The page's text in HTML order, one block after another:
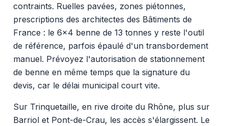
contraints. Ruelles pavées, zones piétonnes,
prescriptions des architectes des Bâtiments de
France : le 6x4 benne de 13 tonnes y reste l'outil
de référence, parfois épaulé d'un transbordement
manuel. Prévoyez l'autorisation de stationnement
de benne en même temps que la signature du
devis, car le délai municipal court vite.
Sur Trinquetaille, en rive droite du Rhône, plus sur
Barriol et Pont-de-Crau, les accès s'élargissent. Le